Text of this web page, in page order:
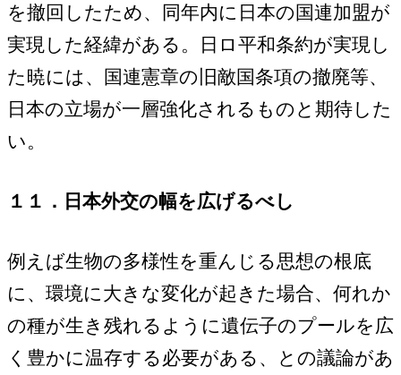
を撤回したため、同年内に日本の国連加盟が
実現した経緯がある。日ロ平和条約が実現し
た暁には、国連憲章の旧敵国条項の撤廃等、
日本の立場が一層強化されるものと期待した
い。
１１．日本外交の幅を広げるべし
例えば生物の多様性を重んじる思想の根底
に、環境に大きな変化が起きた場合、何れか
の種が生き残れるように遺伝子のプールを広
く豊かに温存する必要がある、との議論があ